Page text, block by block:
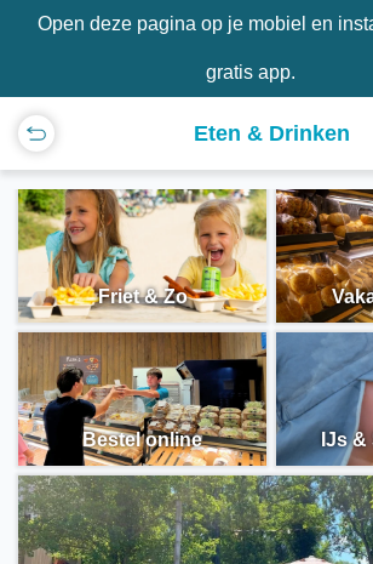
Open deze pagina op je mobiel en
gratis app.
Eten & Drinken
Friet & Zo
Bestel online IJs